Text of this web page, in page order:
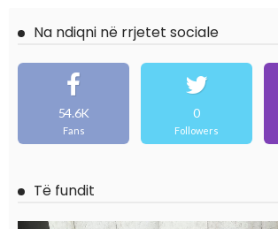
Na ndiqni në rrjetet sociale
54.6K
Fans
0
Followers
Të fundit